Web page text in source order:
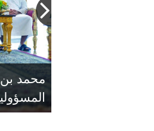
محمد بن